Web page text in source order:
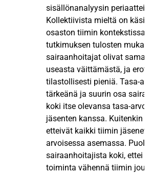
sisällönanalyysin
Kollektiivista mieltä on
osaston tiimin kontekstissa
tutkimuksen tulosten
sairaanhoitajat olivat
useasta väittämästä, ja erot
tilastollisesti pieniä. Tasa-
tärkeänä ja suurin osa
koki itse olevansa tasa-
jäsenten kanssa. Kuitenkin
etteivät kaikki tiimin jäsenet
arvoisessa asemassa. Puolet
sairaanhoitajista koki, ettei
toiminta vähennä tiimin